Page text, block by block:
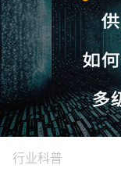
行业科普